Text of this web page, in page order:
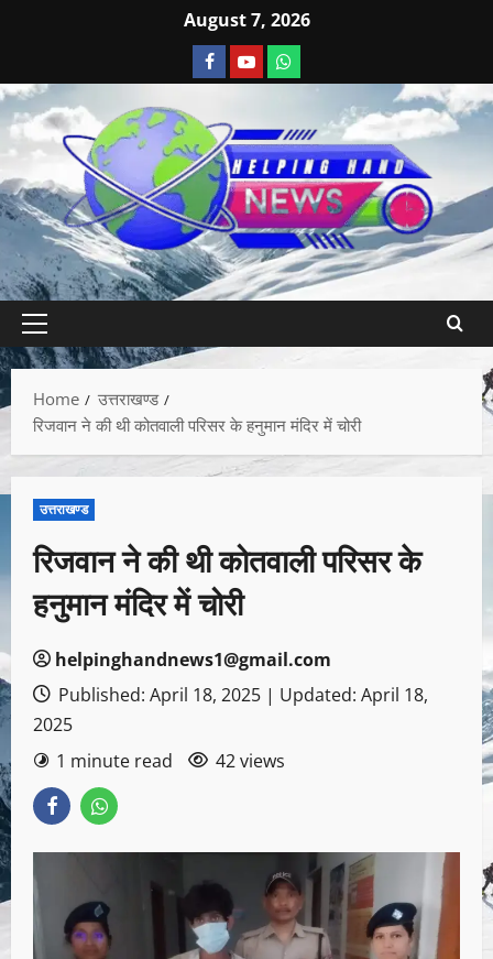
August 7, 2026
Home
उत्तराखण्ड
रिजवान ने की थी कोतवाली परिसर के हनुमान मंदिर में चोरी
उत्तराखण्ड
रिजवान ने की थी कोतवाली परिसर के
हनुमान मंदिर में चोरी
helpinghandnews1@gmail.com
Published: April 18, 2025 | Updated: April 18,
2025
1 minute read
42 views